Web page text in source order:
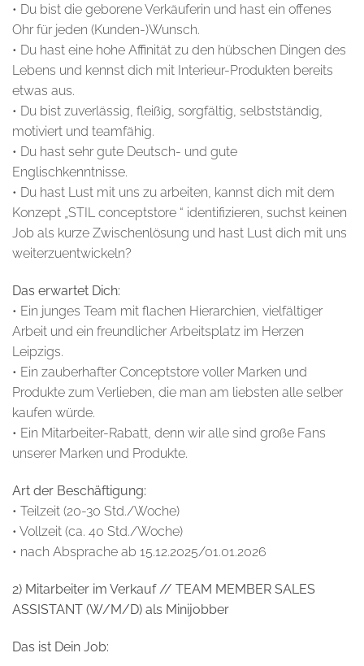
• Du bist die geborene Verkäuferin und hast ein offenes
Ohr für jeden (Kunden-)Wunsch.
• Du hast eine hohe Affinität zu den hübschen Dingen des
Lebens und kennst dich mit Interieur-Produkten bereits
etwas aus.
• Du bist zuverlässig, fleißig, sorgfältig, selbstständig,
motiviert und teamfähig.
• Du hast sehr gute Deutsch- und gute
Englischkenntnisse.
• Du hast Lust mit uns zu arbeiten, kannst dich mit dem
Konzept „STIL conceptstore “ identifizieren, suchst keinen
Job als kurze Zwischenlösung und hast Lust dich mit uns
weiterzuentwickeln?
Das erwartet Dich:
• Ein junges Team mit flachen Hierarchien, vielfältiger
Arbeit und ein freundlicher Arbeitsplatz im Herzen
Leipzigs.
• Ein zauberhafter Conceptstore voller Marken und
Produkte zum Verlieben, die man am liebsten alle selber
kaufen würde.
• Ein Mitarbeiter-Rabatt, denn wir alle sind große Fans
unserer Marken und Produkte.
Art der Beschäftigung:
• Teilzeit (20-30 Std./Woche)
• Vollzeit (ca. 40 Std./Woche)
• nach Absprache ab 15.12.2025/01.01.2026
2) Mitarbeiter im Verkauf // TEAM MEMBER SALES
ASSISTANT (W/M/D) als Minijobber
Das ist Dein Job: